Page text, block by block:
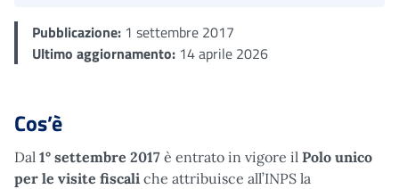
Pubblicazione: 1 settembre 2017
Ultimo aggiornamento: 14 aprile 2026
Cos’è
Dal 1° settembre 2017 è entrato in vigore il Polo unico
per le visite fiscali che attribuisce all’INPS la